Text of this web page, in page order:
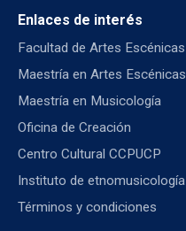
Enlaces de interés
Facultad de Artes Escénicas
Maestría en Artes Escénicas
Maestría en Musicología
Oficina de Creación
Centro Cultural CCPUCP
Instituto de etnomusicología
Términos y condiciones